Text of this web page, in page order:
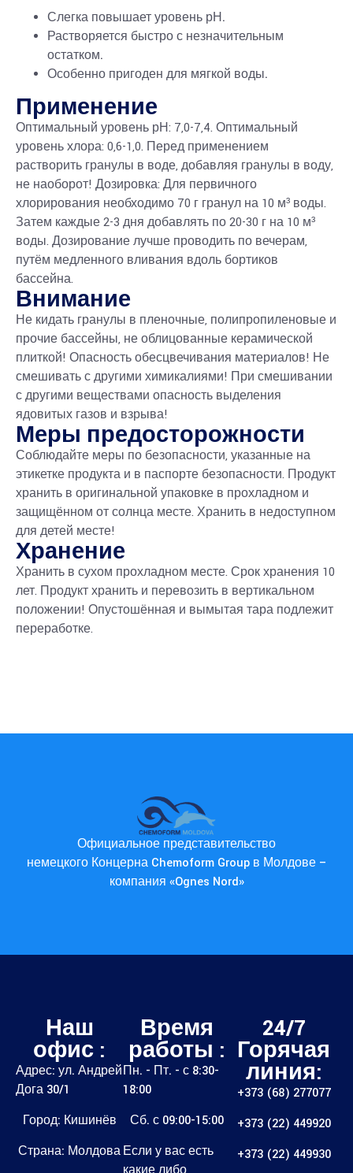
Слегка повышает уровень рН.
Растворяется быстро с незначительным
остатком.
Особенно пригоден для мягкой воды.
Применение
Оптимальный уровень рН: 7,0-7,4. Оптимальный
уровень хлора: 0,6-1,0. Перед применением
растворить гранулы в воде, добавляя гранулы в воду,
не наоборот! Дозировка: Для первичного
хлорирования необходимо 70 г гранул на 10 м³ воды.
Затем каждые 2-3 дня добавлять по 20-30 г на 10 м³
воды. Дозирование лучше проводить по вечерам,
путём медленного вливания вдоль бортиков
бассейна.
Внимание
Не кидать гранулы в пленочные, полипропиленовые и
прочие бассейны, не облицованные керамической
плиткой! Опасность обесцвечивания материалов! Не
смешивать с другими химикалиями! При смешивании
с другими веществами опасность выделения
ядовитых газов и взрыва!
Меры предосторожности
Соблюдайте меры по безопасности, указанные на
этикетке продукта и в паспорте безопасности. Продукт
хранить в оригинальной упаковке в прохладном и
защищённом от солнца месте. Хранить в недоступном
для детей месте!
Хранение
Хранить в сухом прохладном месте. Срок хранения 10
лет. Продукт хранить и перевозить в вертикальном
положении! Опустошённая и вымытая тара подлежит
переработке.
Официальное представительство
немецкого Концерна Chemoform Group в Молдове –
компания «Ognes Nord»
Наш
офис :
Адрес: ул. Андрей
Дога 30/1
Город: Кишинёв
Страна: Молдова
Время
работы :
Пн. - Пт. - с 8:30-
18:00
Сб. с 09:00-15:00
Если у вас есть
24/7
Горячая
линия:
+373 (68) 277077
+373 (22) 449920
+373 (22) 449930